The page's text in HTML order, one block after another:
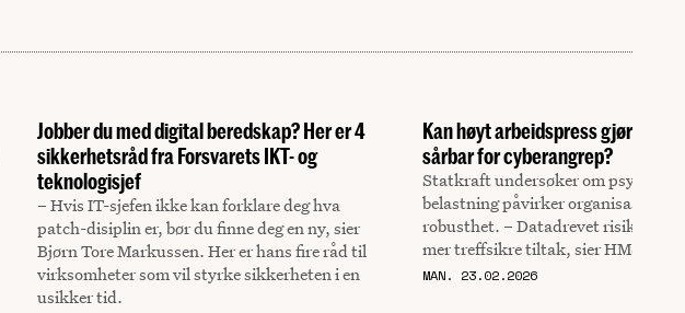
Jobber du med digital beredskap? Her er 4
sikkerhetsråd fra Forsvarets IKT- og
teknologisjef
– Hvis IT-sjefen ikke kan forklare deg hva
patch-disiplin er, bør du finne deg en ny, sier
Bjørn Tore Markussen. Her er hans fire råd til
virksomheter som vil styrke sikkerheten i en
usikker tid.
Kan høyt arbeidspress gjøre
sårbar for cyberangrep?
Statkraft undersøker om
belastning påvirker
robusthet. – Datadrevet
mer treffsikre tiltak, sier HMS-
MAN. 23.02.2026